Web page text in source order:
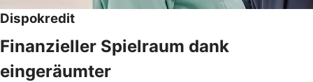
Dispokredit
Finanzieller Spielraum dank
eingeräumter